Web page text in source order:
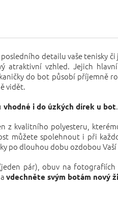
detailu vaše tenisky či
atraktivní vzhled. Jejich
do bot působí příjemně
vidět.
vhodné i do úzkých dírek u bot.
z kvalitního polyesteru,
můžete spolehnout i při
po dlouhou dobu ozdobou
pár), obuv na fotografiích
vdechněte svým botám nový